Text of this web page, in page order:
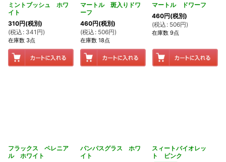
ミントブッシュ ホワ
イト
310円(税別)
(税込 : 341 円)
在庫数 3点
マートル 斑入りドワ
ーフ
460円(税別)
(税込 : 506円)
在庫数 18点
マートル ドワーフ
460円(税別)
(税込 : 506円)
在庫数 9点
フラックス ペレニア
ル ホワイト
パンパスグラス ホワ
イト
スィートバイオレッ
ト ピンク